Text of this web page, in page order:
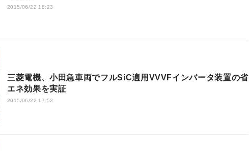
2015/06/22 18:23
三菱電機、小田急車両でフルSiC適用VVVFインバータ装置の省
エネ効果を実証
2015/06/22 17:52